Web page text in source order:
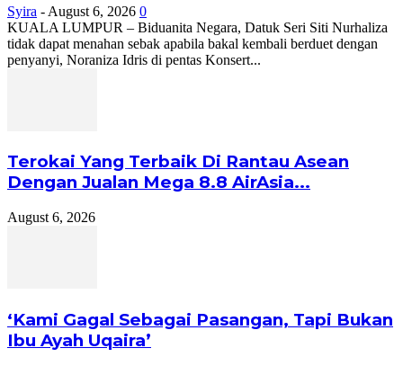
Syira - August 6, 2026 0
KUALA LUMPUR – Biduanita Negara, Datuk Seri Siti Nurhaliza
tidak dapat menahan sebak apabila bakal kembali berduet dengan
penyanyi, Noraniza Idris di pentas Konsert...
Terokai Yang Terbaik Di Rantau Asean
Dengan Jualan Mega 8.8 AirAsia...
August 6, 2026
‘Kami Gagal Sebagai Pasangan, Tapi Bukan
Ibu Ayah Uqaira’